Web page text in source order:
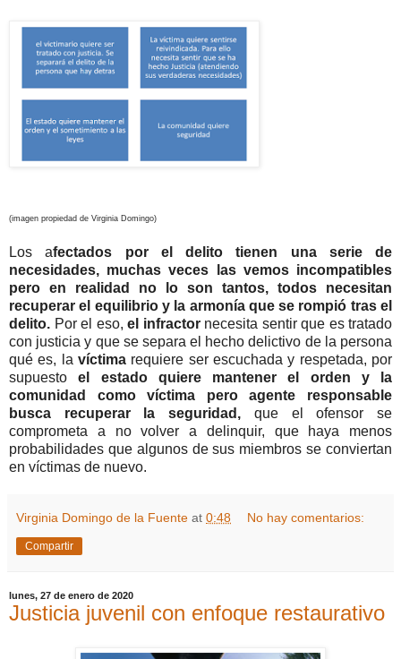
(imagen propiedad de Virginia Domingo)
Los afectados por el delito tienen una serie de
necesidades, muchas veces las vemos incompatibles
pero en realidad no lo son tantos, todos necesitan
recuperar el equilibrio y la armonía que se rompió tras el
delito. Por el eso, el infractor necesita sentir que es tratado
con justicia y que se separa el hecho delictivo de la persona
qué es, la víctima requiere ser escuchada y respetada, por
supuestoel estado quiere mantener el orden y la
comunidad como víctima pero agente responsable
busca recuperar la seguridad, que el ofensor se
comprometa a no volver a delinquir, que haya menos
probabilidades que algunos de sus miembros se conviertan
en víctimas de nuevo.
Virginia Domingo de la Fuente at 0:48 No hay comentarios:
Compartir
lunes, 27 de enero de 2020
Justicia juvenil con enfoque restaurativo